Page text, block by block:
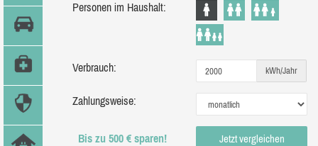
Personen im Haushalt:
Verbrauch: kWh/Jahr
Zahlungsweise:
Bis zu 500 € sparen! Jetzt vergleichen